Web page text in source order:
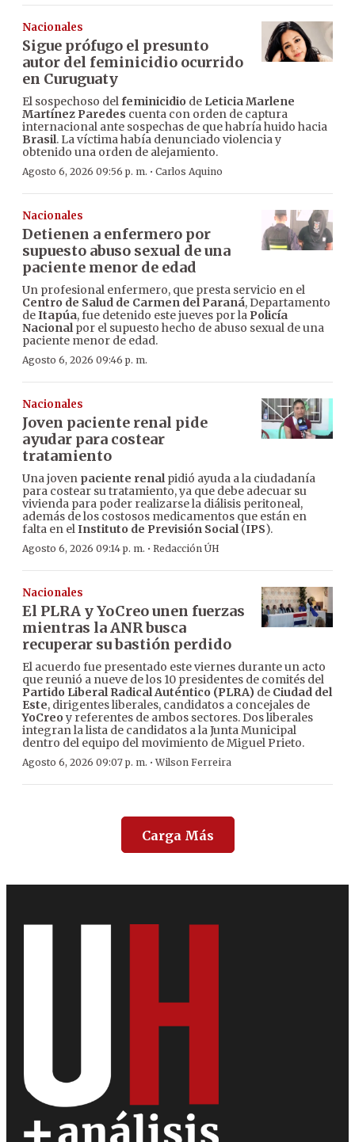
Nacionales
Sigue prófugo el presunto
autor del feminicidio ocurrido
en Curuguaty
El sospechoso delfeminicidio de Leticia Marlene
Martínez Paredes cuenta con orden de captura
internacional ante sospechas de que habría huido hacia
Brasil. La víctima había denunciado violencia y
obtenido una orden de alejamiento.
Agosto 6, 2026 09:56 p. m. · Carlos Aquino
Nacionales
Detienen a enfermero por
supuesto abuso sexual de una
paciente menor de edad
Un profesional enfermero, que presta servicio en el
Centro de Salud de Carmen del Paraná, Departamento
deItapúa, fue detenido este jueves por la Policía
Nacionalpor el supuesto hecho de abuso sexual de una
paciente menor de edad.
Agosto 6, 2026 09:46 p. m.
Nacionales
Joven paciente renal pide
ayudar para costear
tratamiento
Una joven paciente renalpidió ayuda a la ciudadanía
para costear su tratamiento, ya que debe adecuar su
vivienda para poder realizarse la diálisis peritoneal,
además de los costosos medicamentos que están en
falta en elInstituto de Previsión Social(IPS).
Agosto 6, 2026 09:14 p. m. · Redacción ÚH
Nacionales
El PLRA y YoCreo unen fuerzas
mientras la ANR busca
recuperar su bastión perdido
El acuerdo fue presentado este viernes durante un acto
que reunió a nueve de los 10 presidentes de comités del
Partido Liberal Radical Auténtico (PLRA) de Ciudad del
Este, dirigentes liberales, candidatos a concejales de
YoCreo y referentes de ambos sectores. Dos liberales
integran la lista de candidatos a la Junta Municipal
dentro del equipo del movimiento de Miguel Prieto.
Agosto 6, 2026 09:07 p. m. ·Wilson Ferreira
Carga Más